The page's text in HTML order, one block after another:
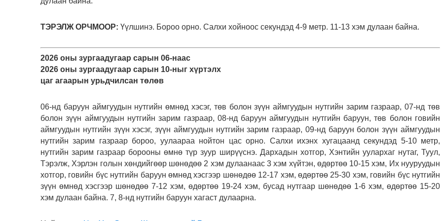
ТЭРЭЛЖ ОРЧМООР: Үүлшинэ. Бороо орно. Салхи хойноос секундэд 4-9 метр. 11-13 хэм дулаан байна.
2026 оны зургаадугаар сарын 06-наас
2026 оны зургаадугаар сарын 10-ныг хүртэлх
цаг агаарын урьдчилсан төлөв
06-нд баруун аймгуудын нутгийн өмнөд хэсэг, төв болон зүүн аймгуудын нутгийн зарим газраар, 07-нд төв
болон зүүн аймгуудын нутгийн зарим газраар, 08-нд баруун аймгуудын нутгийн баруун, төв болон говийн
аймгуудын нутгийн зүүн хэсэг, зүүн аймгуудын нутгийн зарим газраар, 09-нд баруун болон зүүн аймгуудын
нутгийн зарим газраар бороо, уулаараа нойтон цас орно. Салхи ихэнх хугацаанд секундэд 5-10 метр,
нутгийн зарим газраар борооны өмнө түр зуур ширүүснэ. Дархадын хотгор, Хэнтийн уулархаг нутаг, Туул,
Тэрэлж, Хэрлэн голын хөндийгөөр шөнөдөө 2 хэм дулаанаас 3 хэм хүйтэн, өдөртөө 10-15 хэм, Их нууруудын
хотгор, говийн бүс нутгийн баруун өмнөд хэсгээр шөнөдөө 12-17 хэм, өдөртөө 25-30 хэм, говийн бүс нутгийн
зүүн өмнөд хэсгээр шөнөдөө 7-12 хэм, өдөртөө 19-24 хэм, бусад нутгаар шөнөдөө 1-6 хэм, өдөртөө 15-20
хэм дулаан байна. 7, 8-нд нутгийн баруун хагаст дулаарна.